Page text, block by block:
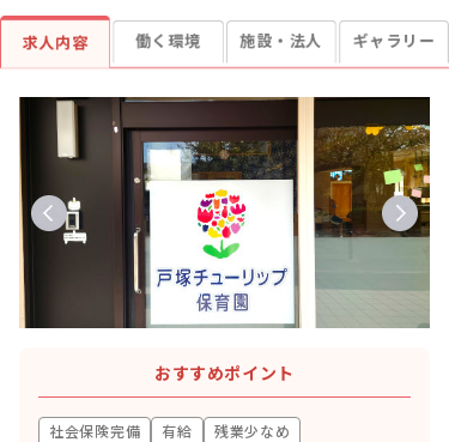
求人内容 働く環境 施設・法人 ギャラリー
おすすめポイント
社会保険完備 有給
残業少なめ